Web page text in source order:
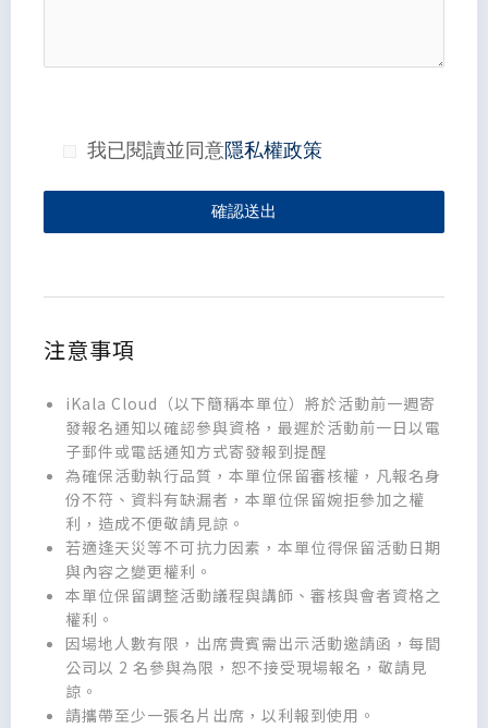
我已閱讀並同意隱私權政策
確認送出
注意事項
iKala Cloud（以下簡稱本單位）將於活動前一週寄
發報名通知以確認參與資格，最遲於活動前一日以電
子郵件或電話通知方式寄發報到提醒
為確保活動執行品質，本單位保留審核權，凡報名身
份不符、資料有缺漏者，本單位保留婉拒參加之權
利，造成不便敬請見諒。
若適逢天災等不可抗力因素，本單位得保留活動日期
與內容之變更權利。
本單位保留調整活動議程與講師、審核與會者資格之
權利。
因場地人數有限，出席貴賓需出示活動邀請函，每間
公司以 2 名參與為限，恕不接受現場報名，敬請見
諒。
請攜帶至少一張名片出席，以利報到使用。